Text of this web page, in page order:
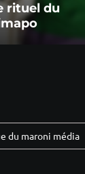
rituel du
du maroni média